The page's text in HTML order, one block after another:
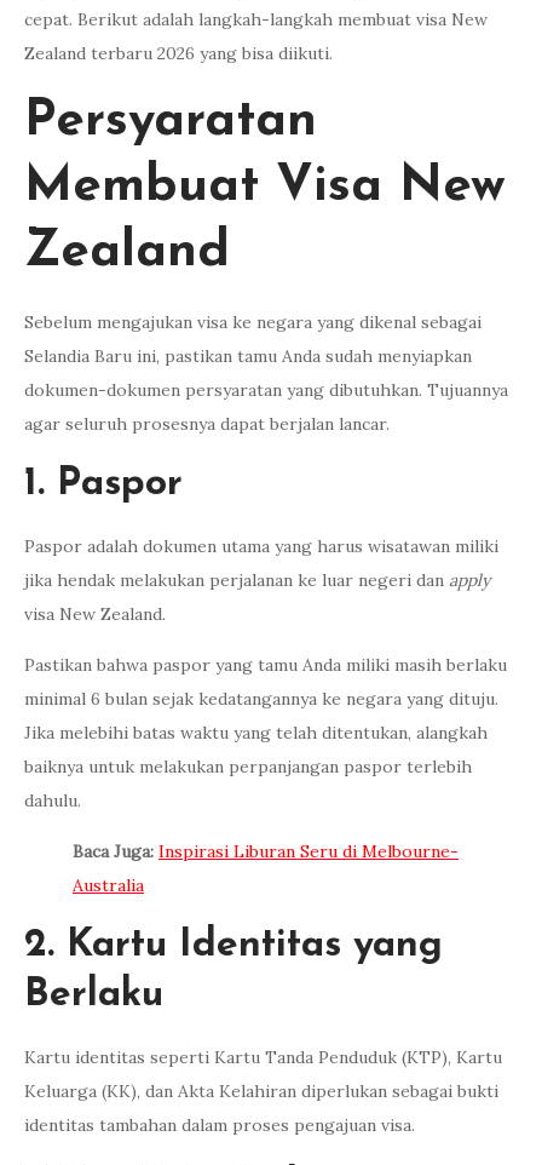
cepat. Berikut adalah langkah-langkah membuat visa New
Zealand terbaru 2026 yang bisa diikuti.
Persyaratan
Membuat Visa New
Zealand
Sebelum mengajukan visa ke negara yang dikenal sebagai
Selandia Baru ini, pastikan tamu Anda sudah menyiapkan
dokumen-dokumen persyaratan yang dibutuhkan. Tujuannya
agar seluruh prosesnya dapat berjalan lancar.
1. Paspor
Paspor adalah dokumen utama yang harus wisatawan miliki
jika hendak melakukan perjalanan ke luar negeri dan apply
visa New Zealand.
Pastikan bahwa paspor yang tamu Anda miliki masih berlaku
minimal 6 bulan sejak kedatangannya ke negara yang dituju.
Jika melebihi batas waktu yang telah ditentukan, alangkah
baiknya untuk melakukan perpanjangan paspor terlebih
dahulu.
Baca Juga: Inspirasi Liburan Seru di Melbourne-
Australia
2. Kartu Identitas yang
Berlaku
Kartu identitas seperti Kartu Tanda Penduduk (KTP), Kartu
Keluarga (KK), dan Akta Kelahiran diperlukan sebagai bukti
identitas tambahan dalam proses pengajuan visa.